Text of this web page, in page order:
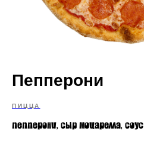
Пепперони
ПИЦЦА
пепперони, сыр моцарелла, соус